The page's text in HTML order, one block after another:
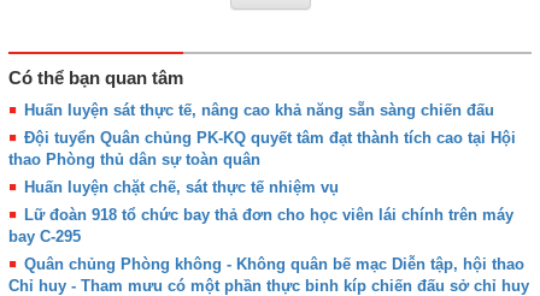
Có thể bạn quan tâm
Huấn luyện sát thực tế, nâng cao khả năng sẵn sàng chiến đấu
Đội tuyển Quân chủng PK-KQ quyết tâm đạt thành tích cao tại Hội
thao Phòng thủ dân sự toàn quân
Huấn luyện chặt chẽ, sát thực tế nhiệm vụ
Lữ đoàn 918 tổ chức bay thả đơn cho học viên lái chính trên máy
bay C-295
Quân chủng Phòng không - Không quân bế mạc Diễn tập, hội thao
Chỉ huy - Tham mưu có một phần thực binh kíp chiến đấu sở chỉ huy